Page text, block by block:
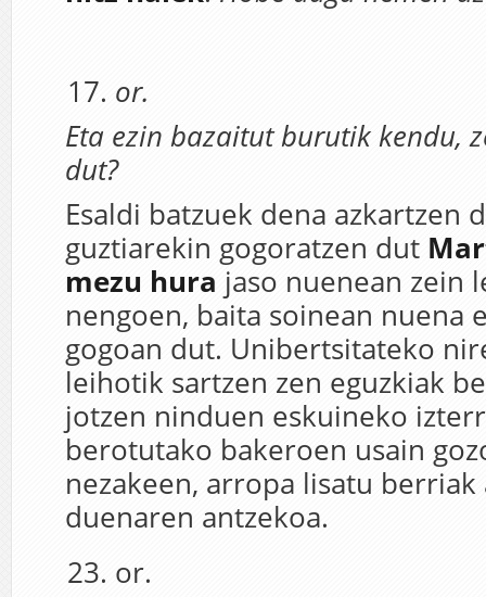
or.
Eta ezin bazaitut burutik kendu,
dut?
Esaldi batzuek dena azkartzen
guztiarekin gogoratzen dut
mezu hura jaso nuenean zein
nengoen, baita soinean nuena
gogoan dut. Unibertsitateko
leihotik sartzen zen eguzkiak
jotzen ninduen eskuineko
berotutako bakeroen usain
nezakeen, arropa lisatu berriak
duenaren antzekoa.
or.